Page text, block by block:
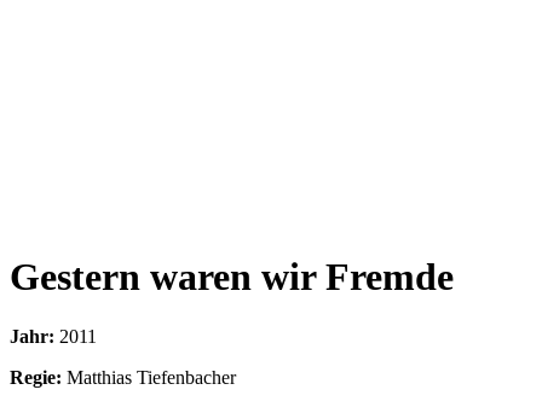
Gestern waren wir Fremde
Jahr: 2011
Regie: Matthias Tiefenbacher